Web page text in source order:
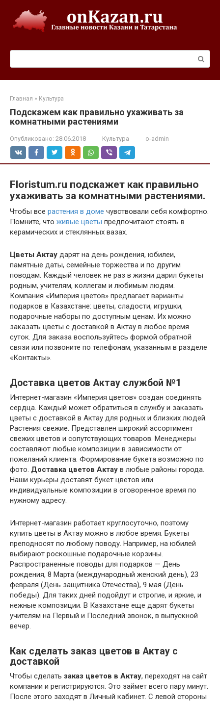
контенту
Главная » Культура
Подскажем как правильно ухаживать за
комнатными растениями
Опубликовано: 28.06.2018 Культура o-admin
Floristum.ru подскажет как правильно
ухаживать за комнатными растениями.
Чтобы все растения в доме чувствовали себя комфортно.
Помните, что живые цветы предпочитают стоять в
керамических и стеклянных вазах.
Цветы Актау дарят на день рождения, юбилеи,
памятные даты, семейные торжества и по другим
поводам. Каждый человек не раз в жизни дарил букеты
родным, учителям, коллегам и любимым людям.
Компания «Империя цветов» предлагает варианты
подарков в Казахстане: цветы, сладости, игрушки,
подарочные наборы по доступным ценам. Их можно
заказать цветы с доставкой в Актау в любое время
суток. Для заказа воспользуйтесь формой обратной
связи или позвоните по телефонам, указанным в разделе
«Контакты».
Доставка цветов Актау службой №1
Интернет-магазин «Империя цветов» создан соединять
сердца. Каждый может обратиться в службу и заказать
цветы с доставкой в Актау для родных и близких людей.
Растения свежие. Представлен широкий ассортимент
свежих цветов и сопутствующих товаров. Менеджеры
составляют любые композиции в зависимости от
пожеланий клиента. Формирование букета возможно по
фото. Доставка цветов Актау в любые районы города.
Наши курьеры доставят букет цветов или
индивидуальные композиции в оговоренное время по
нужному адресу.
Интернет-магазин работает круглосуточно, поэтому
купить цветы в Актау можно в любое время. Букеты
преподносят по любому поводу. Например, на юбилей
выбирают роскошные подарочные корзины.
Распространенные поводы для подарков — День
рождения, 8 Марта (международный женский день), 23
февраля (День защитника Отечества), 9 мая (День
победы). Для таких дней подойдут и строгие, и яркие, и
нежные композиции. В Казахстане еще дарят букеты
учителям на Первый и Последний звонок, в выпускной
вечер.
Как сделать заказ цветов в Актау с
доставкой
Чтобы сделать заказ цветов в Актау, переходят на сайт
компании и регистрируются. Это займет всего пару минут.
После этого заходят в Личный кабинет. С левой стороны